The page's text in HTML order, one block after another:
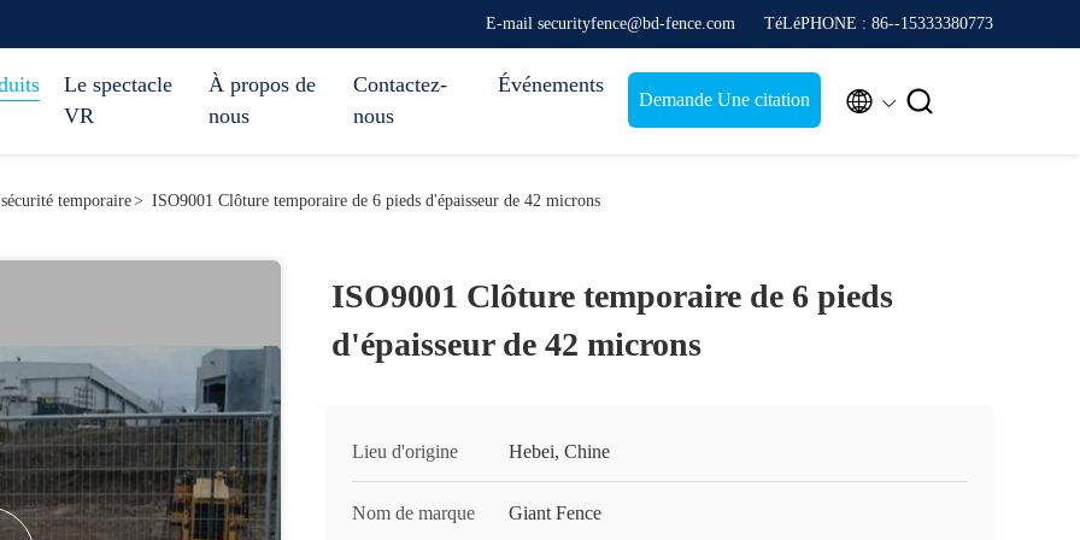
E-mail securityfence@bd-fence.com TéLéPHONE : 86--15333380773
Le spectacle
VR
À propos de
nous
Contactez-
nous
Événements
Demande Une citation  
temporaire> ISO9001 Clôture temporaire de 6 pieds d'épaisseur de 42 microns
ISO9001 Clôture temporaire de 6 pieds
d'épaisseur de 42 microns
Lieu d'origine Hebei, Chine
Nom de marque Giant Fence